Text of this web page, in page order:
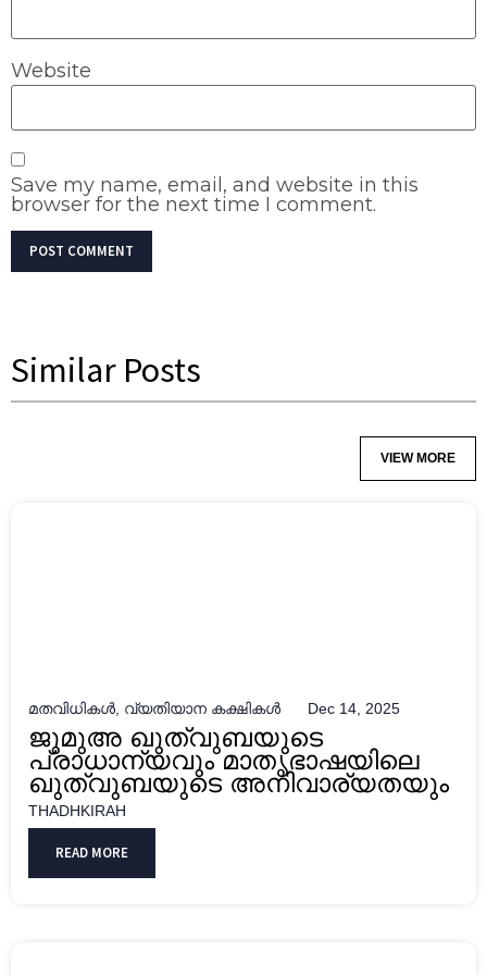
Website
Save my name, email, and website in this
browser for the next time I comment.
Similar Posts
VIEW MORE
മതവിധികൾ വ്യതിയാന കക്ഷികൾ Dec 14, 2025
ജുമുഅ ഖുത്വുബയുടെ
പ്രാധാന്യവും മാതൃഭാഷയിലെ
ഖുത്വുബയുടെ അനിവാര്യതയും
THADHKIRAH
READ MORE